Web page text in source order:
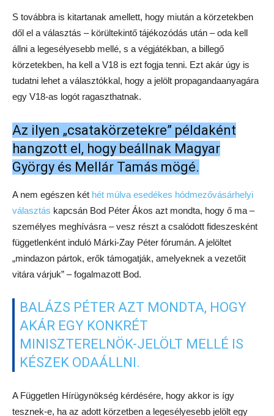
egyeztettek, és a szegregációhoz, azon belül is a cigány
gyerekek problematikájához értek, akkor a Jobbik már nem
tudott a program mellé állni.
Balázs szerint egyébként ha későn is, de alakulni látszik a
választási mezőny, látszik, hogy az 5 százalék alatti pártok
miközben a nagyok már programokról is elkezdenek beszélni.
„SZÖRNYEN HIÁNYZIK AZ ELSŐ
ZAVARÓ JÁTÉKOKOK”
– fogalmazott Balázs, vélhetően Lévai Katalinra utalva, aki
ugyan alapító tagja volt a V18-aknak, ám azóta saját pártot
hozott létre és bejelentette, hogy indul a választáson („tőle
közös megegyezéssel megváltunk” – hangzott el most).
„A rendszer mélységesen igazságtalan
és egyoldalú, de a csatát hegynek felfele
is meg kell vívni” – fogalmazott Balázs
Péter.